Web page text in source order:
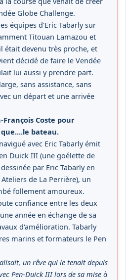
Globe Challenge.
équipes d'Eric Tabarly sur
Titouan Lamazou et
était devenu très proche, et
décidé de faire le Vendée
lui aussi y prendre part.
sans assistance, sans
un départ et une arrivée
Coste pour
bateau.
avec Eric Tabarly émit
Duick III (une goélette de
par Eric Tabarly en
de La Perrière), un
follement amoureux.
confiance entre les deux
année en échange de sa
d'amélioration. Tabarly
marins et formateurs le Pen
un rêve qui le tenait depuis
Pen-Duick III lors de sa mise à